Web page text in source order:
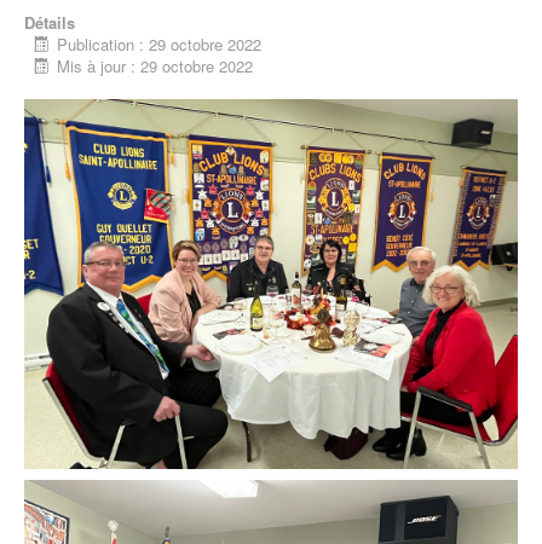
Détails
Publication : 29 octobre 2022
Mis à jour : 29 octobre 2022